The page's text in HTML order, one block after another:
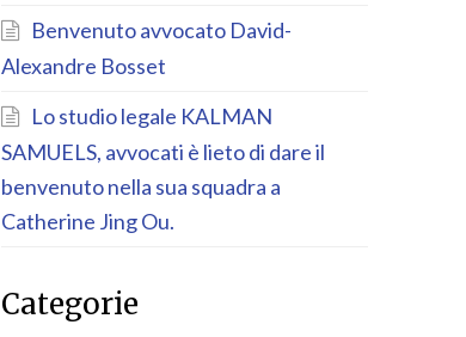
Benvenuto avvocato David-
Alexandre Bosset
Lo studio legale KALMAN
SAMUELS, avvocati è lieto di dare il
benvenuto nella sua squadra a
Catherine Jing Ou.
Categorie